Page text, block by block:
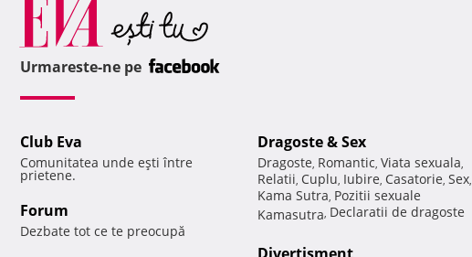
Urmareste-ne pe
Club Eva
Comunitatea unde eşti între
prietene.
Forum
Dezbate tot ce te preocupă
Dragoste & Sex
Dragoste, Romantic, Viata sexuala,
Relatii, Cuplu, Iubire, Casatorie, Sex,
Kama Sutra, Pozitii sexuale
Kamasutra, Declaratii de dragoste